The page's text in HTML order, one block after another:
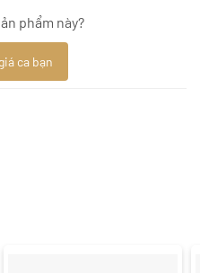
phẩm này?
ca bạn